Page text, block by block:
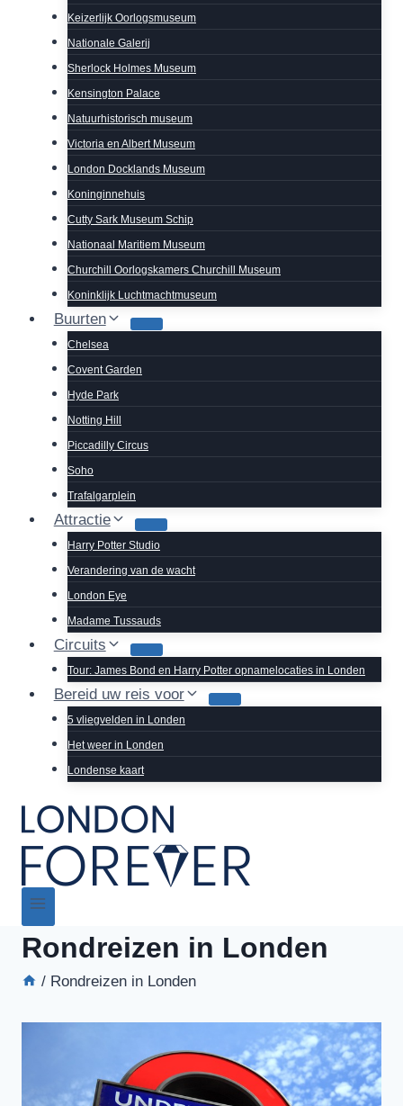
Keizerlijk Oorlogsmuseum
Nationale Galerij
Sherlock Holmes Museum
Kensington Palace
Natuurhistorisch museum
Victoria en Albert Museum
London Docklands Museum
Koninginnehuis
Cutty Sark Museum Schip
Nationaal Maritiem Museum
Churchill Oorlogskamers Churchill Museum
Koninklijk Luchtmachtmuseum
Buurten
Chelsea
Covent Garden
Hyde Park
Notting Hill
Piccadilly Circus
Soho
Trafalgarplein
Attractie
Harry Potter Studio
Verandering van de wacht
London Eye
Madame Tussauds
Circuits
Tour: James Bond en Harry Potter opnamelocaties in Londen
Bereid uw reis voor
5 vliegvelden in Londen
Het weer in Londen
Londense kaart
Rondreizen in Londen
/ Rondreizen in Londen